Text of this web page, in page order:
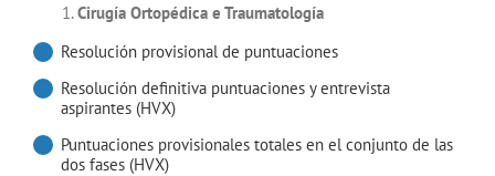
Cirugía Ortopédica e Traumatología
Resolución provisional de puntuaciones
Resolución definitiva puntuaciones y entrevista
aspirantes (HVX)
Puntuaciones provisionales totales en el conjunto de las
dos fases (HVX)